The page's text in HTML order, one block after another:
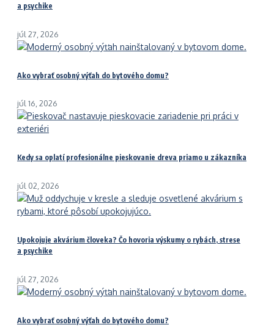
a psychike
júl 27, 2026
Ako vybrať osobný výťah do bytového domu?
júl 16, 2026
Kedy sa oplatí profesionálne pieskovanie dreva priamo u zákazníka
júl 02, 2026
Upokojuje akvárium človeka? Čo hovoria výskumy o rybách, strese
a psychike
júl 27, 2026
Ako vybrať osobný výťah do bytového domu?